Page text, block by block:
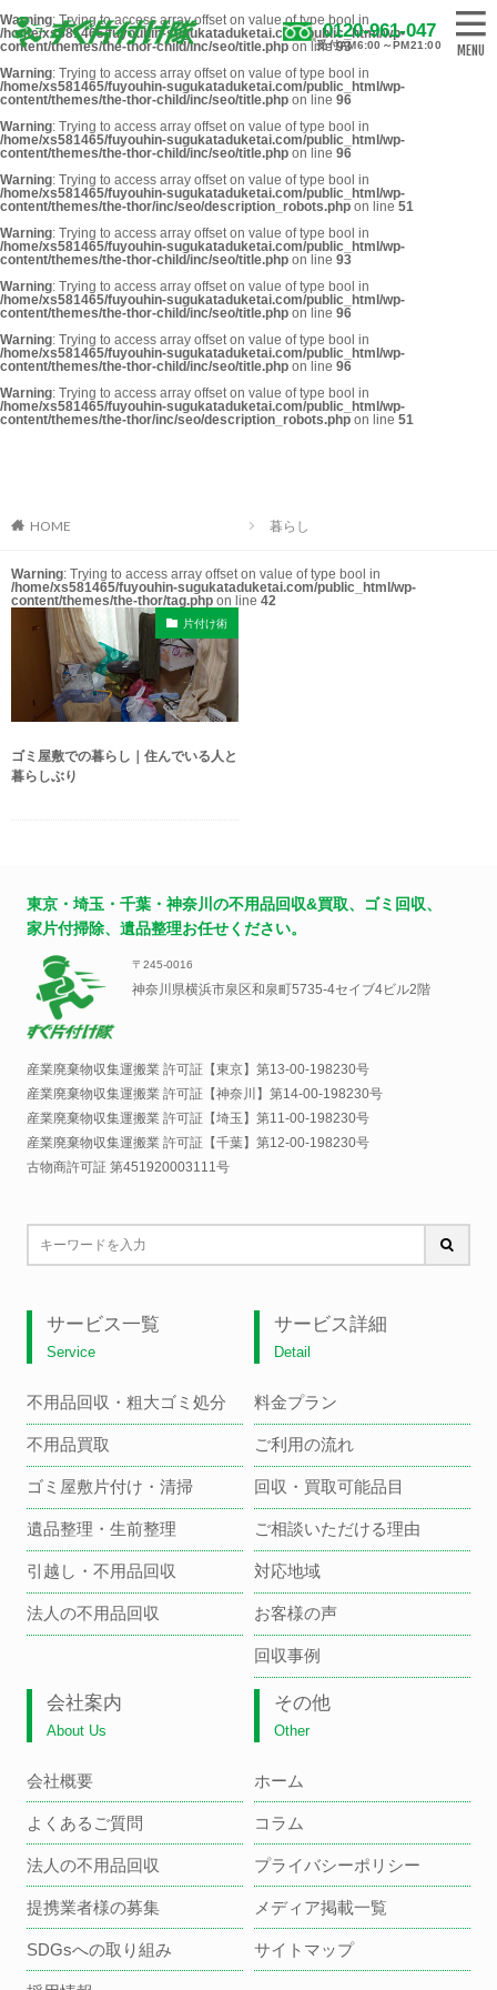
Warning: Trying to access array offset on value of type bool in
/home/xs581465/fuyouhin-sugukataduketai.com/public_html/wp-
content/themes/the-thor-child/inc/seo/title.php on line93
Warning: Trying to access array offset on value of type bool in
/home/xs581465/fuyouhin-sugukataduketai.com/public_html/wp-
content/themes/the-thor-child/inc/seo/title.php on line 96
Warning: Trying to access array offset on value of type bool in
/home/xs581465/fuyouhin-sugukataduketai.com/public_html/wp-
content/themes/the-thor-child/inc/seo/title.php on line 96
Warning: Trying to access array offset on value of type bool in
/home/xs581465/fuyouhin-sugukataduketai.com/public_html/wp-
content/themes/the-thor/inc/seo/description_robots.php on line 51
Warning: Trying to access array offset on value of type bool in
/home/xs581465/fuyouhin-sugukataduketai.com/public_html/wp-
content/themes/the-thor-child/inc/seo/title.php on line 93
Warning: Trying to access array offset on value of type bool in
/home/xs581465/fuyouhin-sugukataduketai.com/public_html/wp-
content/themes/the-thor-child/inc/seo/title.php on line 96
Warning: Trying to access array offset on value of type bool in
/home/xs581465/fuyouhin-sugukataduketai.com/public_html/wp-
content/themes/the-thor-child/inc/seo/title.php on line 96
Warning: Trying to access array offset on value of type bool in
/home/xs581465/fuyouhin-sugukataduketai.com/public_html/wp-
content/themes/the-thor/inc/seo/description_robots.php on line 51
0120-961-047
受付AM6:00～PM21:00
HOME 暮らし
Warning: Trying to access array offset on value of type bool in
/home/xs581465/fuyouhin-sugukataduketai.com/public_html/wp-
content/themes/the-thor/tag.php on line 42
片付け術
ゴミ屋敷での暮らし｜住んでいる人と
暮らしぶり
東京・埼玉・千葉・神奈川の不用品回収&買取、ゴミ回収、
家片付掃除、遺品整理お任せください。
〒245-0016
神奈川県横浜市泉区和泉町5735-4セイブ4ビル2階
産業廃棄物収集運搬業 許可証【東京】 第13-00-198230号
産業廃棄物収集運搬業 許可証【神奈川】 第14-00-198230号
産業廃棄物収集運搬業 許可証【埼玉】 第11-00-198230号
産業廃棄物収集運搬業 許可証【千葉】 第12-00-198230号
古物商許可証 第451920003111号
サービス一覧
Service
不用品回収・粗大ゴミ処分
不用品買取
ゴミ屋敷片付け・清掃
遺品整理・生前整理
引越し・不用品回収
法人の不用品回収
サービス詳細
Detail
料金プラン
ご利用の流れ
回収・買取可能品目
ご相談いただける理由
対応地域
お客様の声
回収事例
会社案内
About Us
会社概要
よくあるご質問
法人の不用品回収
提携業者様の募集
SDGsへの取り組み
その他
Other
ホーム
コラム
プライバシーポリシー
メディア掲載一覧
サイトマップ